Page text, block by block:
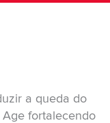
a queda do
fortalecendo